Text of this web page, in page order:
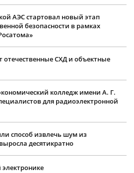
АЭС стартовал новый этап
безопасности в рамках
СХД и объектные
колледж имени А. Г.
для радиоэлектронной
способ извлечь шум из
десятикратно